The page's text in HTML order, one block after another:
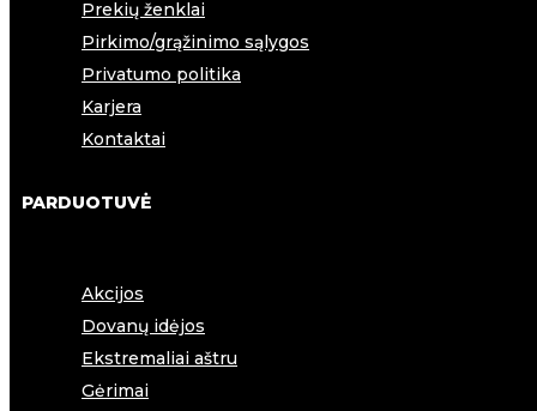
Prekių ženklai
Pirkimo/grąžinimo sąlygos
Privatumo politika
Karjera
Kontaktai
PARDUOTUVĖ
Akcijos
Dovanų idėjos
Ekstremaliai aštru
Gėrimai